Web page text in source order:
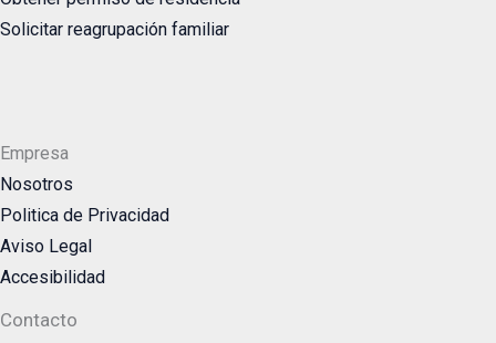
Solicitar reagrupación familiar
Empresa
Nosotros
Politica de Privacidad
Aviso Legal
Accesibilidad
Contacto